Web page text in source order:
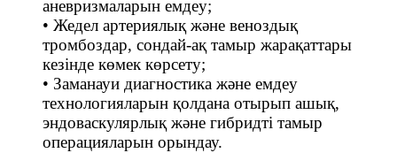
аневризмаларын емдеу;
• Жедел артериялық және веноздық
тромбоздар, сондай-ақ тамыр жарақаттары
кезінде көмек көрсету;
• Заманауи диагностика және емдеу
технологияларын қолдана отырып ашық,
эндоваскулярлық және гибридті тамыр
операцияларын орындау.